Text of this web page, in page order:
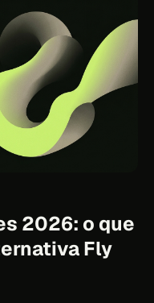
2026: o que
Fly